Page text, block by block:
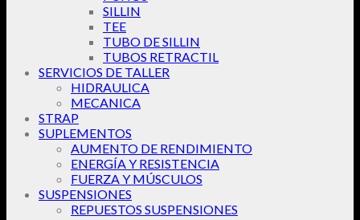
SILLIN
TEE
TUBO DE SILLIN
TUBOS RETRACTIL
SERVICIOS DE TALLER
HIDRAULICA
MECANICA
STRAP
SUPLEMENTOS
AUMENTO DE RENDIMIENTO
ENERGÍA Y RESISTENCIA
FUERZA Y MÚSCULOS
SUSPENSIONES
REPUESTOS SUSPENSIONES